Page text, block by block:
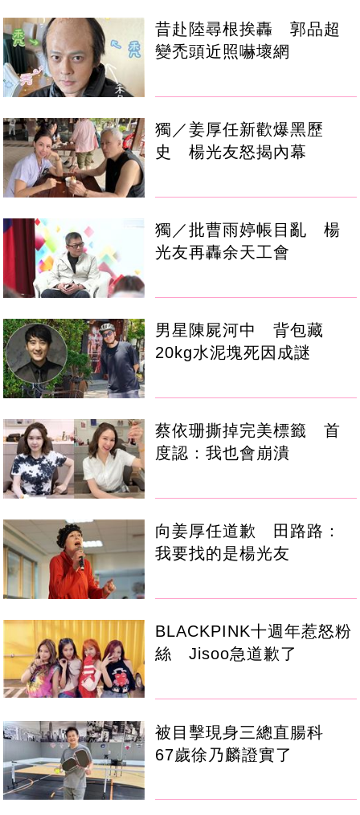
昔赴陸尋根挨轟 郭品超
變禿頭近照嚇壞網
獨／姜厚任新歡爆黑歷
史 楊光友怒揭內幕
獨／批曹雨婷帳目亂 楊
光友再轟余天工會
男星陳屍河中 背包藏
20kg水泥塊死因成謎
蔡依珊撕掉完美標籤 首
度認：我也會崩潰
向姜厚任道歉 田路路：
我要找的是楊光友
BLACKPINK十週年惹怒粉
絲 Jisoo急道歉了
被目擊現身三總直腸科
67歲徐乃麟證實了